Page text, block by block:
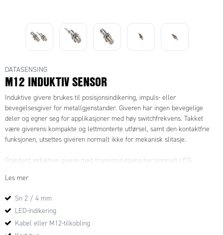
DATASENSING
M12 INDUKTIV SENSOR
Induktive givere brukes til posisjonsindikering, impuls- eller
bevegelsesgiver for metallgjenstander. Giveren har ingen bevegelige
deler og egner seg for applikasjoner med høy switchfrekvens. Takket
være giverens kompakte og lettmonterte utførsel, samt den kontaktfrie
funksjonen, utsettes giveren normalt ikke for mekanisk slitasje.
Standard induktive givere med transistorutgang har normalt LED-
med automatisk tilbakestilling. Se datablad for respektive modell.
Verdt å tenke på med standard induktive givere:
Reduksjonsfaktor for forskjellige metaller
Les mer
Sn 2 / 4 mm
LED-indikering
Kabel eller M12-tilkobling